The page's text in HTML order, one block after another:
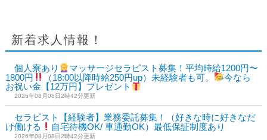
新着求人情報！
個人寮あり
マッサージセラピスト募集！平均時給1200円〜
1800円
（18:00以降時給250円up）未経験者も可。
今なら
お祝い金【12万円】プレゼント
2026年08月08日2時42分更新
セラピスト【経験者】業務委託募集！（好きな時に好きなだ
け働ける
自宅待機OK/ 車通勤OK）最低保証制度あり
2026年08月08日2時42分更新